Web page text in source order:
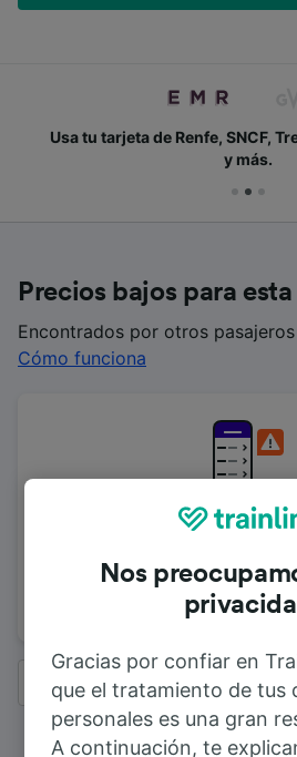
Usa tu tarjeta de Renfe, SNCF,
y más.
Precios bajos para
Encontrados por otros pasajeros
Cómo funciona
Precios no
Buscar de
Todos los
Nos
Gracias por confiar en
que el tratamiento de tus
personales es una gran
A continuación, te